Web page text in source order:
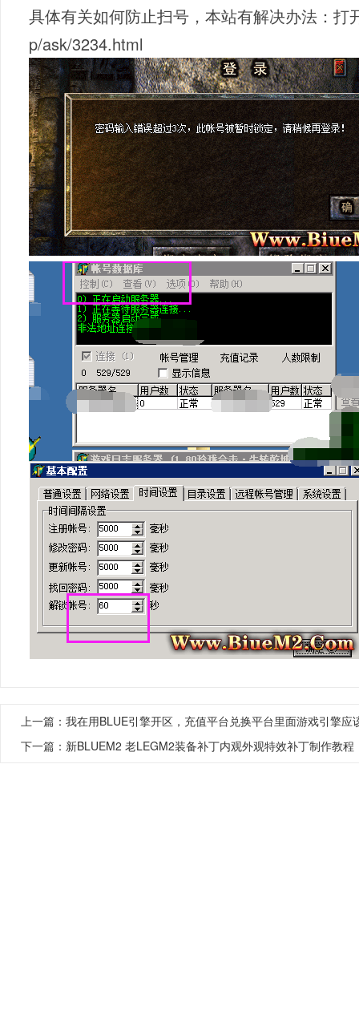
具体有关如何防止扫号，本站有解决办法：
p/ask/3234.html
上一篇： 我在用BLUE引擎开区，充值平台兑换平台里面游戏引擎应
下一篇： 新BLUEM2 老LEGM2装备补丁内观外观特效补丁制作教程